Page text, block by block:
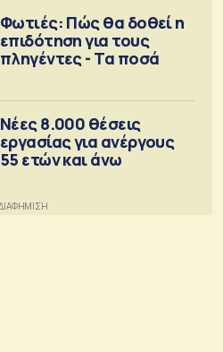
Φωτιές: Πώς θα δοθεί η
επιδότηση για τους
πληγέντες - Τα ποσά
Νέες 8.000 θέσεις
εργασίας για ανέργους
55 ετών και άνω